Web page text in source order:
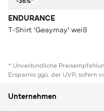
ENDURANCE
T-Shirt 'Geaymay' weiß
* Unverbindliche
Ersparnis ggü. der UVP, sofern
Unternehmen